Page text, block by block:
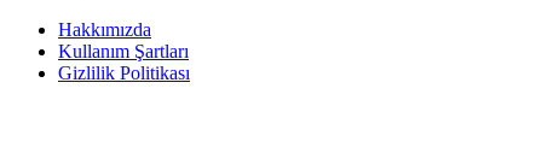
Hakkımızda
Kullanım Şartları
Gizlilik Politikası